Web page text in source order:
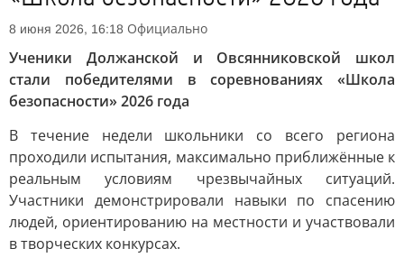
8 июня 2026, 16:18 Официально
Ученики Должанской и Овсянниковской школ
стали победителями в соревнованиях «Школа
безопасности» 2026 года
В течение недели школьники со всего региона
проходили испытания, максимально приближённые к
реальным условиям чрезвычайных ситуаций.
Участники демонстрировали навыки по спасению
людей, ориентированию на местности и участвовали
в творческих конкурсах.